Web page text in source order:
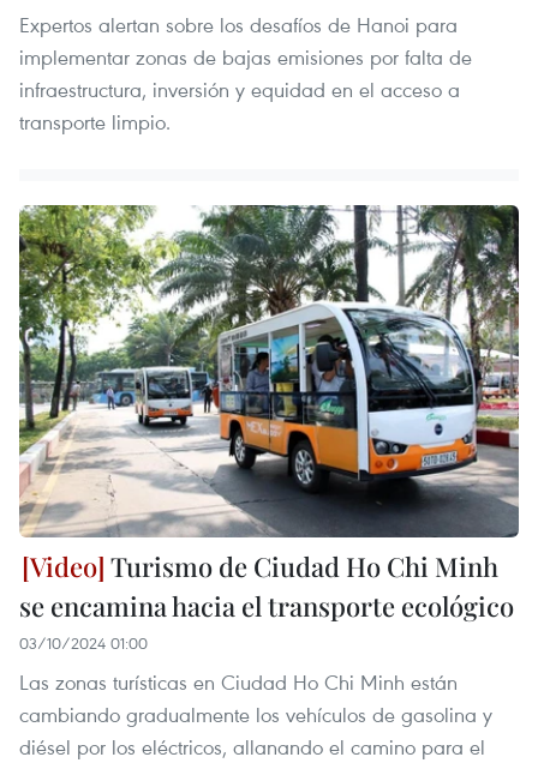
Expertos alertan sobre los desafíos de Hanoi para
implementar zonas de bajas emisiones por falta de
infraestructura, inversión y equidad en el acceso a
transporte limpio.
Turismo de Ciudad Ho Chi Minh
se encamina hacia el transporte ecológico
03/10/2024 01:00
Las zonas turísticas en Ciudad Ho Chi Minh están
cambiando gradualmente los vehículos de gasolina y
diésel por los eléctricos, allanando el camino para el